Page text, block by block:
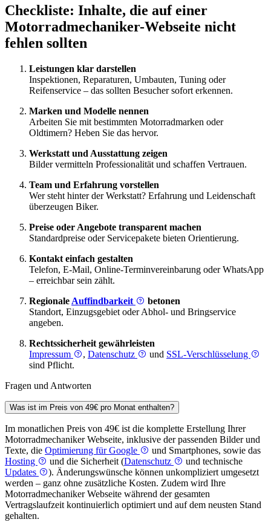
Checkliste: Inhalte, die auf einer
Motorradmechaniker-Webseite nicht
fehlen sollten
Leistungen klar darstellen
Inspektionen, Reparaturen, Umbauten, Tuning oder
Reifenservice – das sollten Besucher sofort erkennen.
Marken und Modelle nennen
Arbeiten Sie mit bestimmten Motorradmarken oder
Oldtimern? Heben Sie das hervor.
Werkstatt und Ausstattung zeigen
Bilder vermitteln Professionalität und schaffen Vertrauen.
Team und Erfahrung vorstellen
Wer steht hinter der Werkstatt? Erfahrung und Leidenschaft
überzeugen Biker.
Preise oder Angebote transparent machen
Standardpreise oder Servicepakete bieten Orientierung.
Kontakt einfach gestalten
Telefon, E-Mail, Online-Terminvereinbarung oder WhatsApp
– erreichbar sein zählt.
Regionale Auffindbarkeit
betonen
Standort, Einzugsgebiet oder Abhol- und Bringservice
angeben.
Rechtssicherheit gewährleisten
Impressum
, Datenschutz und SSL-Verschlüsselung
sind Pflicht.
Fragen und Antworten
Was ist im Preis von 49€ pro Monat enthalten?
Im monatlichen Preis von 49€ ist die komplette Erstellung Ihrer
Motorrad­mechaniker Webseite, inklusive der passenden Bilder und
Texte, die Optimierung für Google
und Smartphones, sowie das
Hosting
und die Sicherheit (Datenschutz
und technische
Updates
). Änderungswünsche können unkompliziert umgesetzt
werden – ganz ohne zusätzliche Kosten. Zudem wird Ihre
Motorrad­mechaniker Webseite während der gesamten
Vertragslaufzeit kontinuierlich optimiert und auf dem neusten Stand
gehalten.